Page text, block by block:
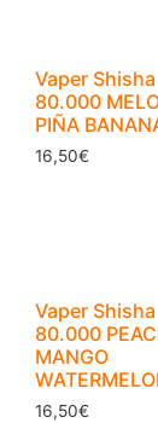
Vaper Shisha
80.000
PIÑA
16,50€
Vaper Shisha
80.000
MANGO
16,50€